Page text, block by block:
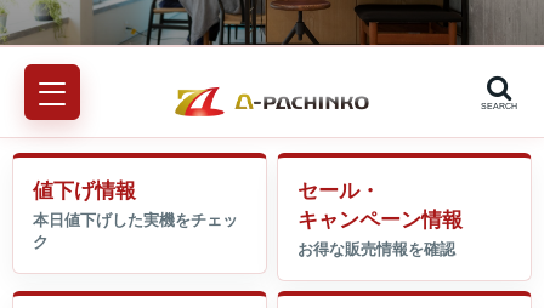
SEARCH
値下げ情報
セール・
キャンペーン情報